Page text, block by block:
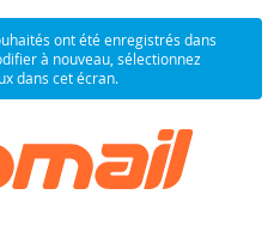
ont été enregistrés dans
à nouveau, sélectionnez
dans cet écran.